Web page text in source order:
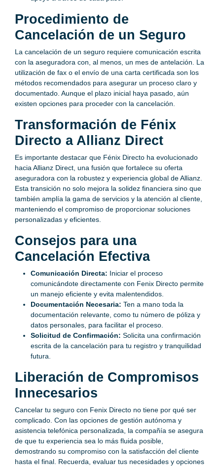
Procedimiento de
Cancelación de un Seguro
La cancelación de un seguro requiere comunicación escrita
con la aseguradora con, al menos, un mes de antelación. La
utilización de fax o el envío de una carta certificada son los
métodos recomendados para asegurar un proceso claro y
documentado. Aunque el plazo inicial haya pasado, aún
existen opciones para proceder con la cancelación.
Transformación de Fénix
Directo a Allianz Direct
Es importante destacar que Fénix Directo ha evolucionado
hacia Allianz Direct, una fusión que fortalece su oferta
aseguradora con la robustez y experiencia global de Allianz.
Esta transición no solo mejora la solidez financiera sino que
también amplía la gama de servicios y la atención al cliente,
manteniendo el compromiso de proporcionar soluciones
personalizadas y eficientes.
Consejos para una
Cancelación Efectiva
Comunicación Directa: Iniciar el proceso
comunicándote directamente con Fenix Directo permite
un manejo eficiente y evita malentendidos.
Documentación Necesaria: Ten a mano toda la
documentación relevante, como tu número de póliza y
datos personales, para facilitar el proceso.
Solicitud de Confirmación: Solicita una confirmación
escrita de la cancelación para tu registro y tranquilidad
futura.
Liberación de Compromisos
Innecesarios
Cancelar tu seguro con Fenix Directo no tiene por qué ser
complicado. Con las opciones de gestión autónoma y
asistencia telefónica personalizada, la compañía se asegura
de que tu experiencia sea lo más fluida posible,
demostrando su compromiso con la satisfacción del cliente
hasta el final. Recuerda, evaluar tus necesidades y opciones